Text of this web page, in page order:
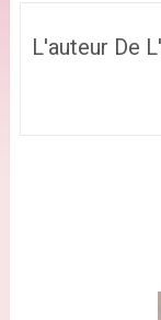
L'auteur De